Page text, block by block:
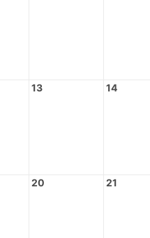
13 14
20 21